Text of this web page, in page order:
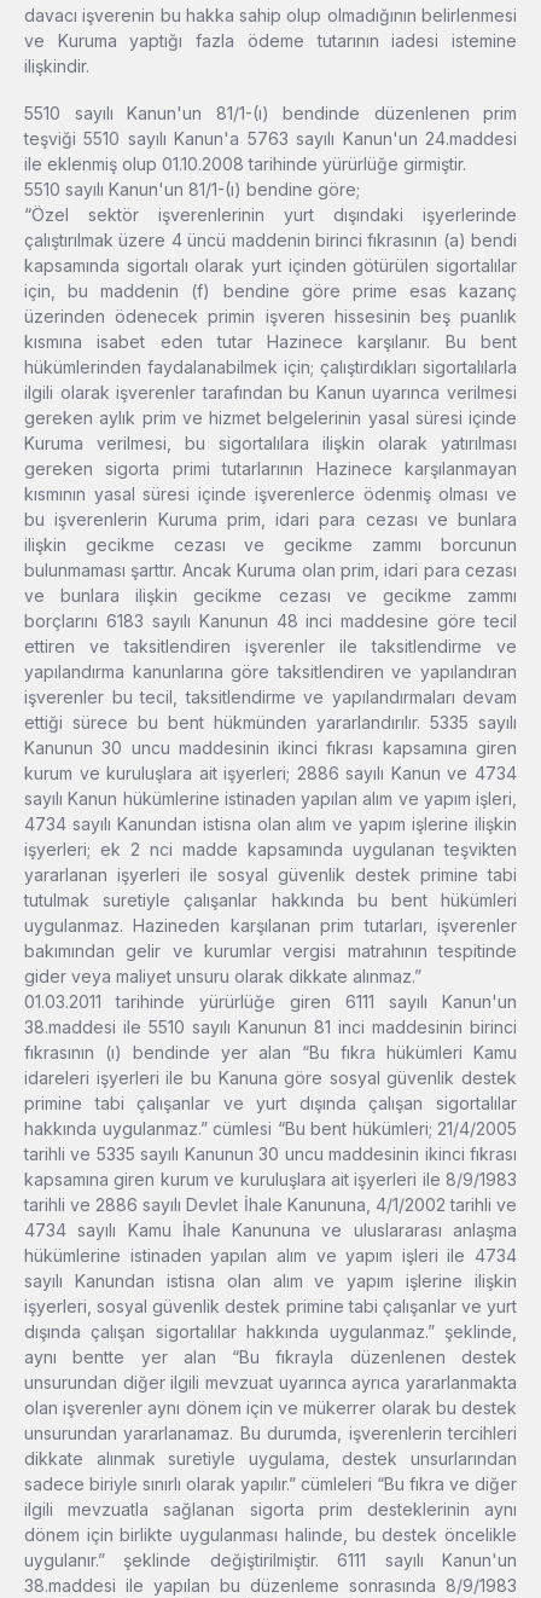
davacı işverenin bu hakka sahip olup olmadığının belirlenmesi
ve Kuruma yaptığı fazla ödeme tutarının iadesi istemine
ilişkindir.
5510 sayılı Kanun'un 81/1-(ı) bendinde düzenlenen prim
teşviği 5510 sayılı Kanun'a 5763 sayılı Kanun'un 24.maddesi
ile eklenmiş olup 01.10.2008 tarihinde yürürlüğe girmiştir.
5510 sayılı Kanun'un 81/1-(ı) bendine göre;
“Özel sektör işverenlerinin yurt dışındaki işyerlerinde
çalıştırılmak üzere 4 üncü maddenin birinci fıkrasının (a) bendi
kapsamında sigortalı olarak yurt içinden götürülen sigortalılar
için, bu maddenin (f) bendine göre prime esas kazanç
üzerinden ödenecek primin işveren hissesinin beş puanlık
kısmına isabet eden tutar Hazinece karşılanır. Bu bent
hükümlerinden faydalanabilmek için; çalıştırdıkları sigortalılarla
ilgili olarak işverenler tarafından bu Kanun uyarınca verilmesi
gereken aylık prim ve hizmet belgelerinin yasal süresi içinde
Kuruma verilmesi, bu sigortalılara ilişkin olarak yatırılması
gereken sigorta primi tutarlarının Hazinece karşılanmayan
kısmının yasal süresi içinde işverenlerce ödenmiş olması ve
bu işverenlerin Kuruma prim, idari para cezası ve bunlara
ilişkin gecikme cezası ve gecikme zammı borcunun
bulunmaması şarttır. Ancak Kuruma olan prim, idari para cezası
ve bunlara ilişkin gecikme cezası ve gecikme zammı
borçlarını 6183 sayılı Kanunun 48 inci maddesine göre tecil
ettiren ve taksitlendiren işverenler ile taksitlendirme ve
yapılandırma kanunlarına göre taksitlendiren ve yapılandıran
işverenler bu tecil, taksitlendirme ve yapılandırmaları devam
ettiği sürece bu bent hükmünden yararlandırılır. 5335 sayılı
Kanunun 30 uncu maddesinin ikinci fıkrası kapsamına giren
kurum ve kuruluşlara ait işyerleri; 2886 sayılı Kanun ve 4734
sayılı Kanun hükümlerine istinaden yapılan alım ve yapım işleri,
4734 sayılı Kanundan istisna olan alım ve yapım işlerine ilişkin
işyerleri; ek 2 nci madde kapsamında uygulanan teşvikten
yararlanan işyerleri ile sosyal güvenlik destek primine tabi
tutulmak suretiyle çalışanlar hakkında bu bent hükümleri
uygulanmaz. Hazineden karşılanan prim tutarları, işverenler
bakımından gelir ve kurumlar vergisi matrahının tespitinde
gider veya maliyet unsuru olarak dikkate alınmaz.”
01.03.2011 tarihinde yürürlüğe giren 6111 sayılı Kanun'un
38.maddesi ile 5510 sayılı Kanunun 81 inci maddesinin birinci
fıkrasının (ı) bendinde yer alan “Bu fıkra hükümleri Kamu
idareleri işyerleri ile bu Kanuna göre sosyal güvenlik destek
primine tabi çalışanlar ve yurt dışında çalışan sigortalılar
hakkında uygulanmaz.” cümlesi “Bu bent hükümleri; 21/4/2005
tarihli ve 5335 sayılı Kanunun 30 uncu maddesinin ikinci fıkrası
kapsamına giren kurum ve kuruluşlara ait işyerleri ile 8/9/1983
tarihli ve 2886 sayılı Devlet İhale Kanununa, 4/1/2002 tarihli ve
4734 sayılı Kamu İhale Kanununa ve uluslararası anlaşma
hükümlerine istinaden yapılan alım ve yapım işleri ile 4734
sayılı Kanundan istisna olan alım ve yapım işlerine ilişkin
işyerleri, sosyal güvenlik destek primine tabi çalışanlar ve yurt
dışında çalışan sigortalılar hakkında uygulanmaz.” şeklinde,
aynı bentte yer alan “Bu fıkrayla düzenlenen destek
unsurundan diğer ilgili mevzuat uyarınca ayrıca yararlanmakta
olan işverenler aynı dönem için ve mükerrer olarak bu destek
unsurundan yararlanamaz. Bu durumda, işverenlerin tercihleri
dikkate alınmak suretiyle uygulama, destek unsurlarından
sadece biriyle sınırlı olarak yapılır.” cümleleri “Bu fıkra ve diğer
ilgili mevzuatla sağlanan sigorta prim desteklerinin aynı
dönem için birlikte uygulanması halinde, bu destek öncelikle
uygulanır.” şeklinde değiştirilmiştir. 6111 sayılı Kanun'un
38.maddesi ile yapılan bu düzenleme sonrasında 8/9/1983